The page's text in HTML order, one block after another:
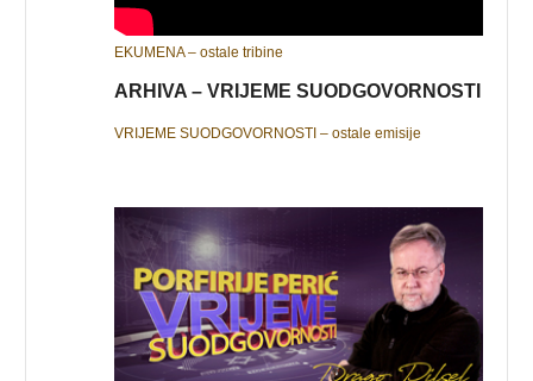
EKUMENA – ostale tribine
ARHIVA – VRIJEME SUODGOVORNOSTI
VRIJEME SUODGOVORNOSTI – ostale emisije